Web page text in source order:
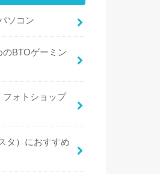
ソコン
BTOゲーミン
フォトショップ
タ）におすすめ